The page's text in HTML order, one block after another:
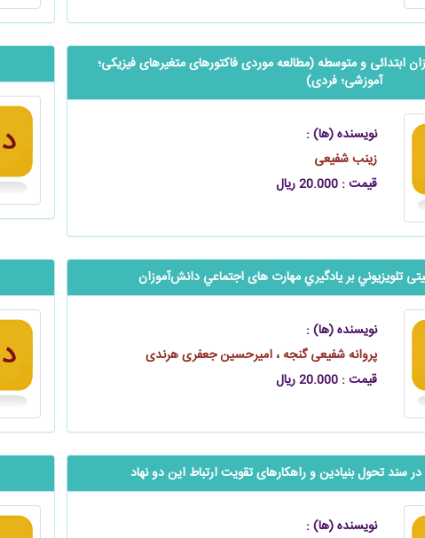
ابتدائی و متوسطه (مطالعه موردی فاکتورهای متغیرهای فیزیکی؛
آموزشی؛ فردی)
نویسنده (ها) :
زینب شفیعی
قیمت : 20.000 ریال
تلويزيوني بر يادگيري مهارت‌‌‌‌‌ های اجتماعي ‌‌‌‌‌دانش‌آموزان
نویسنده (ها) :
پروانه شفیعی گنجه ، امیرحسین جعفری هرندی
قیمت : 20.000 ریال
سند تحول بنیادین و راهکارهای تقویت ارتباط این دو نهاد
نویسنده (ها) :